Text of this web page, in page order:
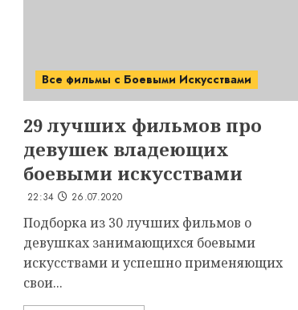
Все фильмы с Боевыми Искусствами
29 лучших фильмов про
девушек владеющих
боевыми искусствами
22:34 26.07.2020
Подборка из 30 лучших фильмов о
девушках занимающихся боевыми
искусствами и успешно применяющих
свои...